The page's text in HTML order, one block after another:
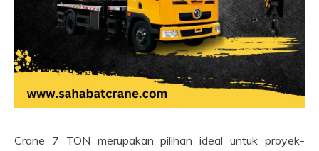
Crane 7 TON merupakan pilihan ideal untuk proyek-